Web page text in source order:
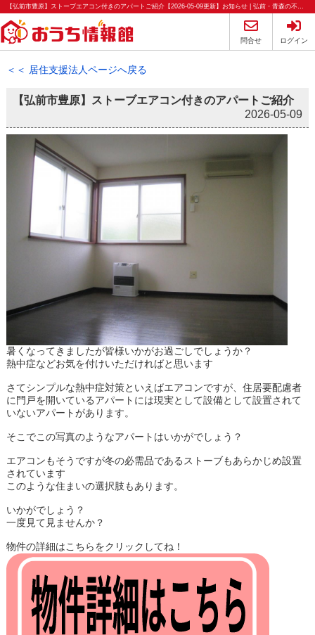
【弘前市豊原】ストーブエアコン付きのアパートご紹介【2026-05-09更新】お知らせ | 弘前・青森の不動産のことならおうち情報館
問合せ ログイン
＜＜ 居住支援法人ページへ戻る
【弘前市豊原】ストーブエアコン付きのアパートご紹介
2026-05-09
暑くなってきましたが皆様いかがお過ごしでしょうか？
熱中症などお気を付けいただければと思います
さてシンプルな熱中症対策といえばエアコンですが、住居要配慮者
に門戸を開いているアパートには現実として設備として設置されて
いないアパートがあります。
そこでこの写真のようなアパートはいかがでしょう？
エアコンもそうですが冬の必需品であるストーブもあらかじめ設置
されています
このような住まいの選択肢もあります。
いかがでしょう？
一度見て見ませんか？
物件の詳細はこちらをクリックしてね！